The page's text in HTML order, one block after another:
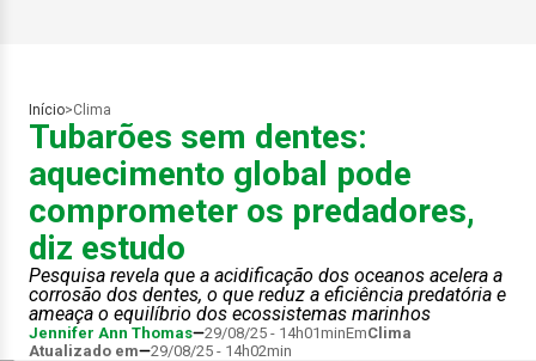
Início>Clima
Tubarões sem dentes:
aquecimento global pode
comprometer os predadores,
diz estudo
Pesquisa revela que a acidificação dos oceanos acelera a
corrosão dos dentes, o que reduz a eficiência predatória e
ameaça o equilíbrio dos ecossistemas marinhos
Jennifer Ann Thomas 29/08/25 - 14h01minEmClima
Atualizado em
29/08/25 - 14h02min